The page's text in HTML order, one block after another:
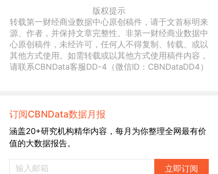
版权提示
转载第一财经商业数据中心原创稿件，请于文首标明来
源、作者，并保持文章完整性。非第一财经商业数据中
心原创稿件，未经许可，任何人不得复制、转载、或以
其他方式使用。如需转载或以其他方式使用稿件内容，
请联系CBNData客服DD-4（微信ID：CBNDataDD4）
订阅CBNData数据月报
涵盖20+研究机构精华内容，每月为你整理全网最有价
值的大数据报告。
立即订阅